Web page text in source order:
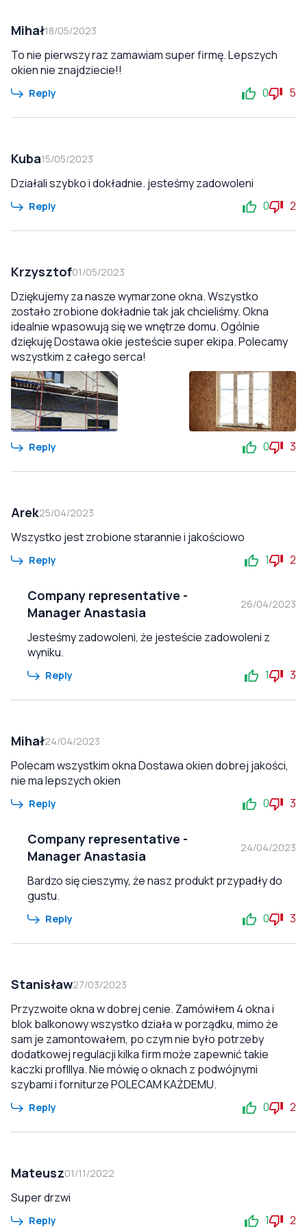
Mihał18/05/2023
To nie pierwszy raz zamawiam super firmę. Lepszych
okien nie znajdziecie!!
Reply 0 5
Kuba15/05/2023
Działali szybko i dokładnie. jesteśmy zadowoleni
Reply 0 2
Krzysztof01/05/2023
Dziękujemy za nasze wymarzone okna. Wszystko
zostało zrobione dokładnie tak jak chcieliśmy. Okna
idealnie wpasowują się we wnętrze domu. Ogólnie
dziękuję Dostawa okie jesteście super ekipa. Polecamy
wszystkim z całego serca!
Reply 0 3
Arek25/04/2023
Wszystko jest zrobione starannie i jakościowo
Reply 1 2
Company representative -
Manager Anastasia
26/04/2023
Jesteśmy zadowoleni, że jesteście zadowoleni z
wyniku.
Reply 1 3
Mihał24/04/2023
Polecam wszystkim okna Dostawa okien dobrej jakości,
nie ma lepszych okien
Reply 0 3
Company representative -
Manager Anastasia
24/04/2023
Bardzo się cieszymy, że nasz produkt przypadły do
gustu.
Reply 0 3
Stanisław27/03/2023
Przyzwoite okna w dobrej cenie. Zamówiłem 4 okna i
blok balkonowy wszystko działa w porządku, mimo że
sam je zamontowałem, po czym nie było potrzeby
dodatkowej regulacji kilka firm może zapewnić takie
kaczki profIllya. Nie mówię o oknach z podwójnymi
szybami i forniturze POLECAM KAŻDEMU.
Reply 0 2
Mateusz01/11/2022
Super drzwi
Reply 1 2